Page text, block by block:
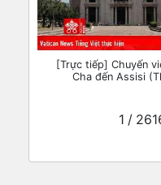
[Trực tiếp] Chuyến
Cha đến Assisi
1 /